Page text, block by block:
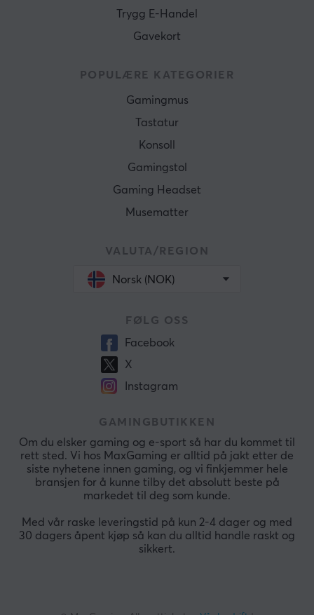
Trygg E-Handel
Gavekort
POPULÆRE KATEGORIER
Gamingmus
Tastatur
Konsoll
Gamingstol
Gaming Headset
Musematter
VALUTA/REGION
Norsk (NOK)
FØLG OSS
Facebook
X
Instagram
GAMINGBUTIKKEN
Om du elsker gaming og e-sport så har du kommet til
rett sted. Vi hos MaxGaming er alltid på jakt etter de
siste nyhetene innen gaming, og vi finkjemmer hele
bransjen for å kunne tilby det absolutt beste på
markedet til deg som kunde.
Med vår raske leveringstid på kun 2-4 dager og med
30 dagers åpent kjøp så kan du alltid handle raskt og
sikkert.